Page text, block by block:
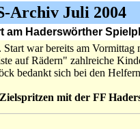
Archiv Juli 2004
am Haderswörther
war bereits am Vormittag
auf Rädern" zahlreiche
bedankt sich bei den
mit der FF